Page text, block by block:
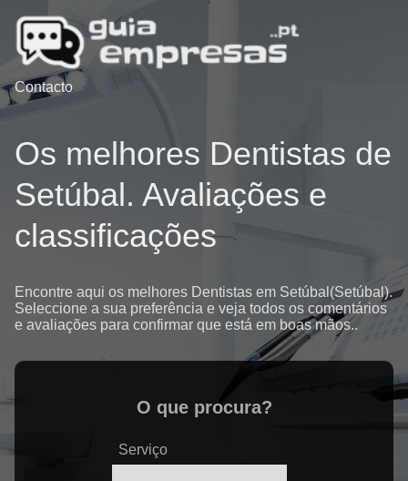
Contacto
Os melhores Dentistas de
Setúbal. Avaliações e
classificações
Encontre aqui os melhores Dentistas em Setúbal(Setúbal).
Seleccione a sua preferência e veja todos os comentários
e avaliações para confirmar que está em boas mãos..
O que procura?
Serviço